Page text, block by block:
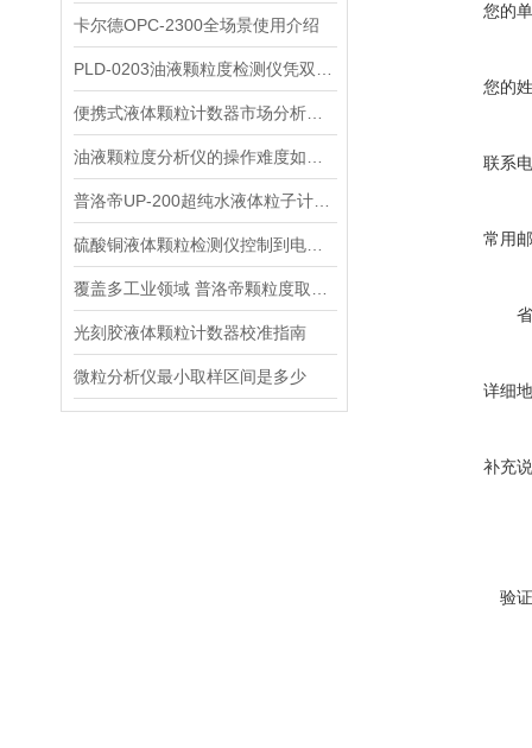
卡尔德OPC-2300全场景使用介绍
光刻胶液体颗粒计数器校准指南
微粒分析仪最小取样区间是多少
您的
您的
联系
常用
详细
补充
验